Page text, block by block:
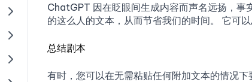
ChatGPT 因在眨眼间生成内容而声名远扬，事
的这么人的文本，从而节省我们的时间。 它可
总结剧本
有时，您可以在无需粘贴任何附加文本的情况